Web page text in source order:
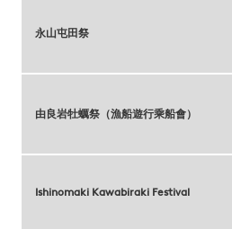
永山屯田祭
由良岩牡蠣祭（漁船遊行乘船會）
Ishinomaki Kawabiraki Festival